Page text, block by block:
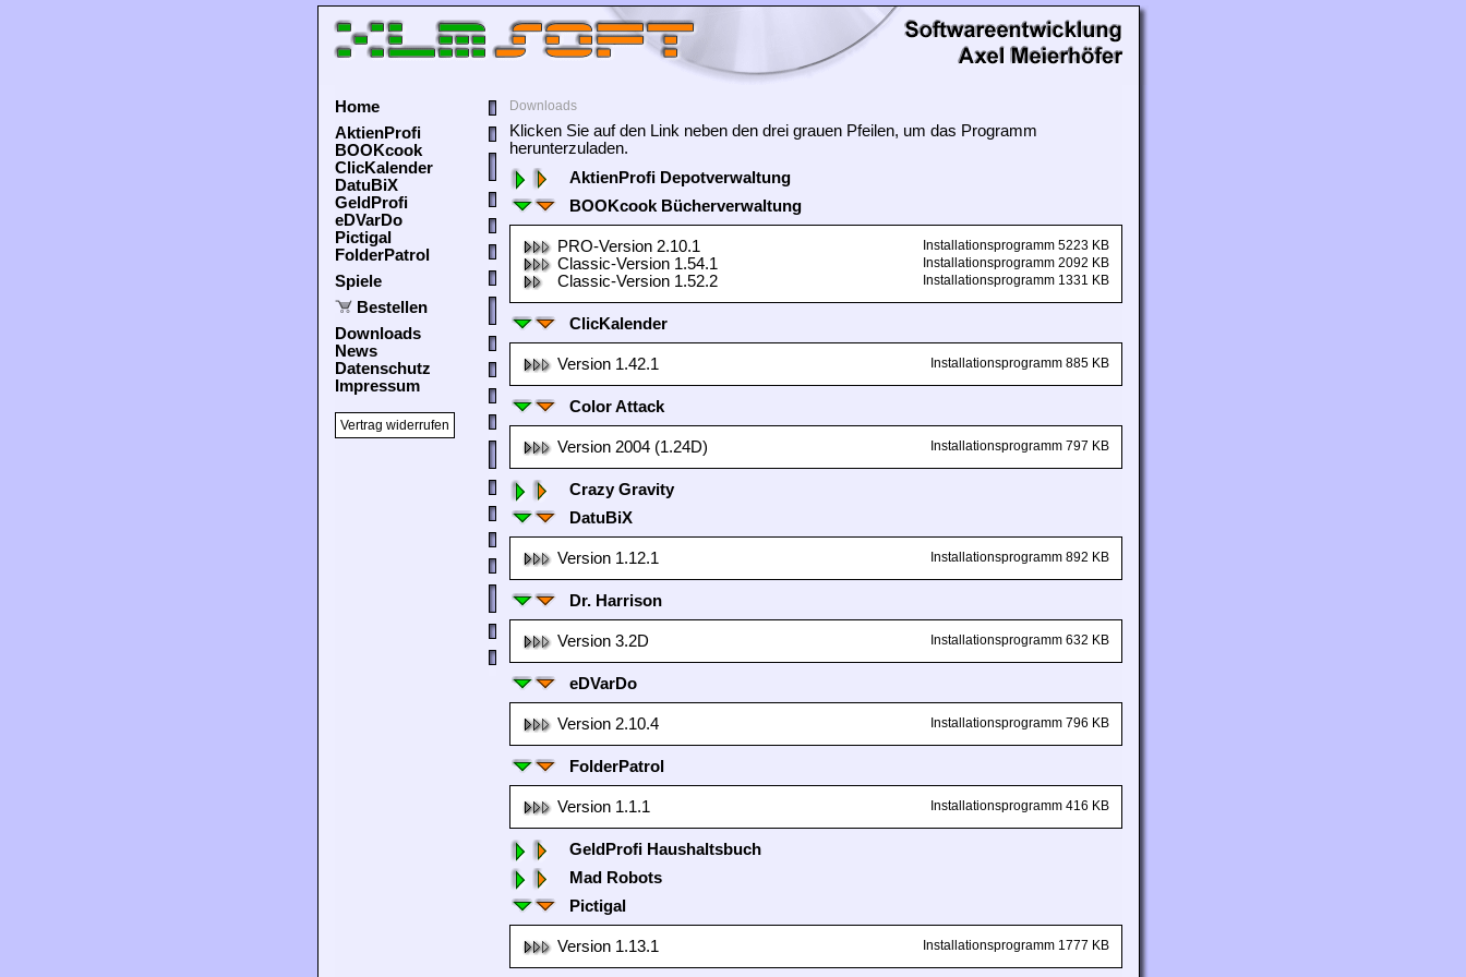
Home
AktienProfi
BOOKcook
ClicKalender
DatuBiX
GeldProfi
eDVarDo
Pictigal
FolderPatrol
Spiele
Bestellen
Downloads
News
Datenschutz
Impressum
Vertrag widerrufen
Downloads
Klicken Sie auf den Link neben den drei grauen Pfeilen, um das Programm
herunterzuladen.
AktienProfi Depotverwaltung
BOOKcook Bücherverwaltung
PRO-Version 2.10.1 Installationsprogramm 5223 KB
Classic-Version 1.54.1 Installationsprogramm 2092 KB
Classic-Version 1.52.2 Installationsprogramm 1331 KB
ClicKalender
Version 1.42.1 Installationsprogramm 885 KB
Color Attack
Version 2004 (1.24D) Installationsprogramm 797 KB
Crazy Gravity
DatuBiX
Version 1.12.1 Installationsprogramm 892 KB
Dr. Harrison
Version 3.2D Installationsprogramm 632 KB
eDVarDo
Version 2.10.4 Installationsprogramm 796 KB
FolderPatrol
Version 1.1.1 Installationsprogramm 416 KB
GeldProfi Haushaltsbuch
Mad Robots
Pictigal
Version 1.13.1 Installationsprogramm 1777 KB